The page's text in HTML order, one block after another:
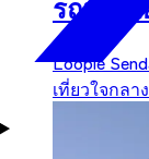
Loople
เที่ยวใจกลา